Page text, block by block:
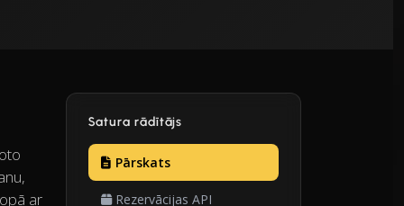
ar
Satura rādītājs
Pārskats
Rezervācijas API